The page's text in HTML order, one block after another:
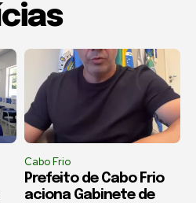
Cabo Frio
Prefeito de Cabo Frio
aciona Gabinete de